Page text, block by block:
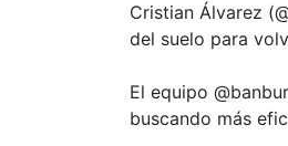
Cristian Álvarez
del suelo para
El equipo
buscando más